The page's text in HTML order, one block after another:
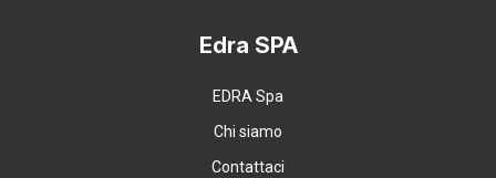
Edra SPA
EDRA Spa
Chi siamo
Contattaci